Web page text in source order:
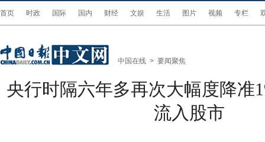
首页 时政 国际 国内 财经 文娱 生活 图片 视频 专栏
中国在线 > 要闻聚焦
央行时隔六年多再次大幅度降准
流入股市